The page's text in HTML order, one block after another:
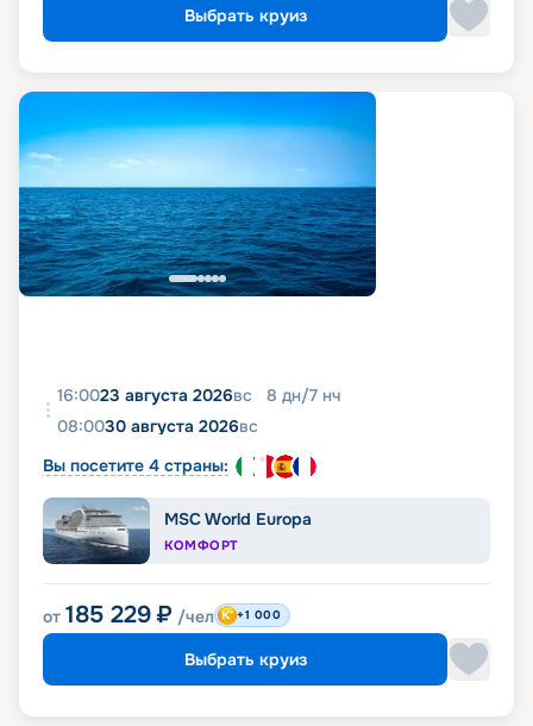
Выбрать круиз
16:0023 августа 2026вс 8 дн/7 нч
08:0030 августа 2026вс
Вы посетите 4 страны:
MSC World Europa
КОМФОРТ
от 185 229 ₽ /чел +1 000
Выбрать круиз